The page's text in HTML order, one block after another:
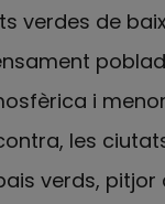
verdes de
i
les
verds,